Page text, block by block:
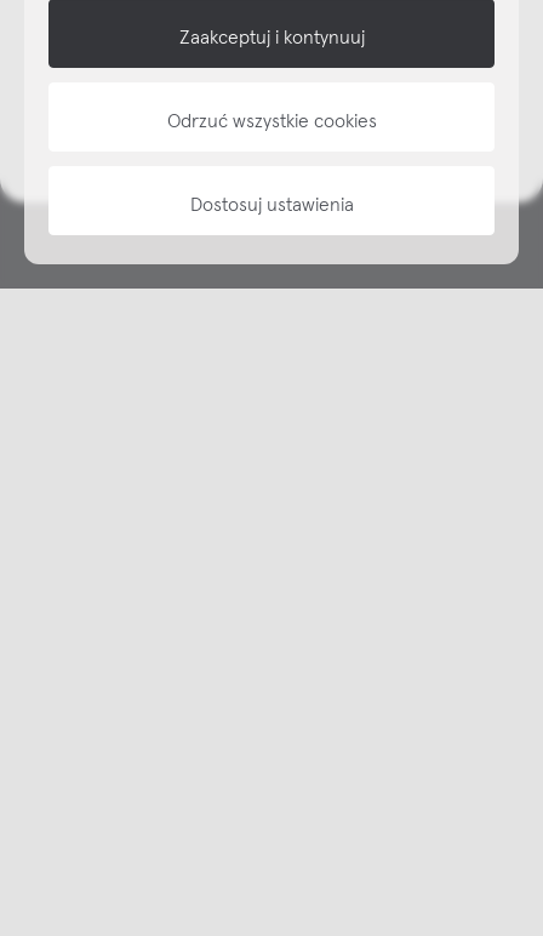
NAP
Zaakceptuj i kontynuuj
Odrzuć wszystkie cookies
Dostosuj ustawienia